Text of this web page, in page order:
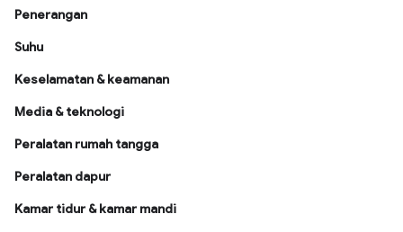
Penerangan
Suhu
Keselamatan & keamanan
Media & teknologi
Peralatan rumah tangga
Peralatan dapur
Kamar tidur & kamar mandi